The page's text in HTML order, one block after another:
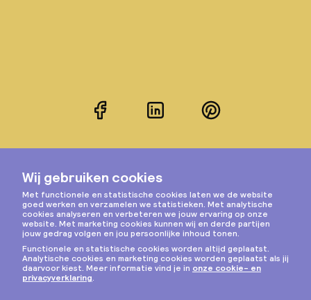
FacebookLinkedInPinterest
Instagram